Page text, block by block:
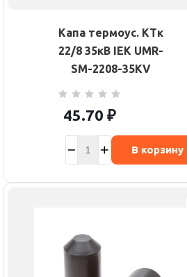
Капа термоус. КТк
22/8 35кВ IEK UMR-
SM-2208-35KV
45.70 ₽
В корзину